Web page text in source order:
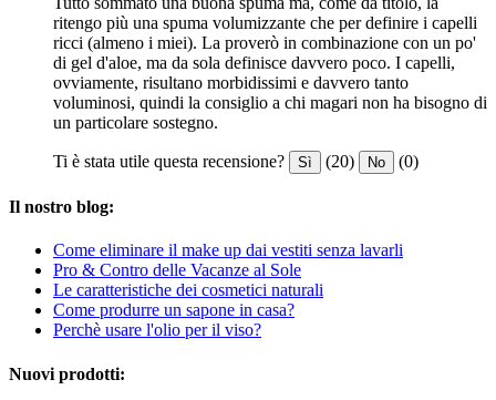
ritengo più una spuma volumizzante che per definire i capelli
ricci (almeno i miei). La proverò in combinazione con un po'
di gel d'aloe, ma da sola definisce davvero poco. I capelli,
ovviamente, risultano morbidissimi e davvero tanto
voluminosi, quindi la consiglio a chi magari non ha bisogno di
un particolare sostegno.
Ti è stata utile questa recensione? Sì (20) No (0)
Il nostro blog:
Come eliminare il make up dai vestiti senza lavarli
Pro & Contro delle Vacanze al Sole
Le caratteristiche dei cosmetici naturali
Come produrre un sapone in casa?
Perchè usare l'olio per il viso?
Nuovi prodotti: